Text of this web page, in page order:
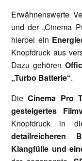
Erwähnenswerte
und der „Cinema
hierbei ein
Knopfdruck aus
Dazu gehören
„Turbo Batterie“.
DieCinema Pro
gesteigertes
Knopfdruck in
detailreicheren
Klangfülle und